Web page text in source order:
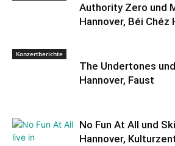
Authority Zero und
Hannover, Béi Chéz
Konzertberichte
The Undertones
Hannover, Faust
No Fun At All und
Hannover,